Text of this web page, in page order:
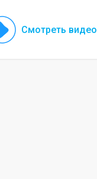
Смотреть видео